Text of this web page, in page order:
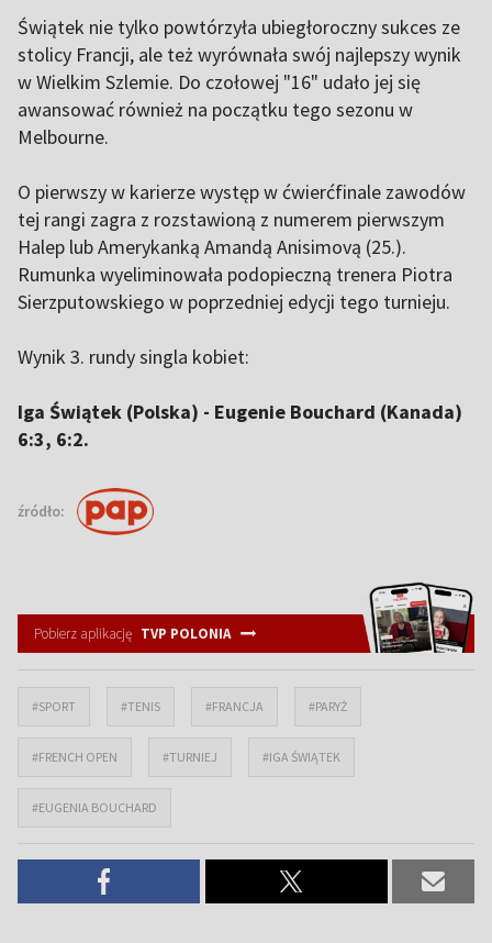
Świątek nie tylko powtórzyła ubiegłoroczny sukces ze
stolicy Francji, ale też wyrównała swój najlepszy wynik
w Wielkim Szlemie. Do czołowej "16" udało jej się
awansować również na początku tego sezonu w
Melbourne.
O pierwszy w karierze występ w ćwierćfinale zawodów
tej rangi zagra z rozstawioną z numerem pierwszym
Halep lub Amerykanką Amandą Anisimovą (25.).
Rumunka wyeliminowała podopieczną trenera Piotra
Sierzputowskiego w poprzedniej edycji tego turnieju.
Wynik 3. rundy singla kobiet:
Iga Świątek (Polska) - Eugenie Bouchard (Kanada)
6:3, 6:2.
źródło:
Pobierz aplikację TVP POLONIA
#SPORT #TENIS #FRANCJA #PARYŻ
#FRENCH OPEN #TURNIEJ #IGA ŚWIĄTEK
#EUGENIA BOUCHARD